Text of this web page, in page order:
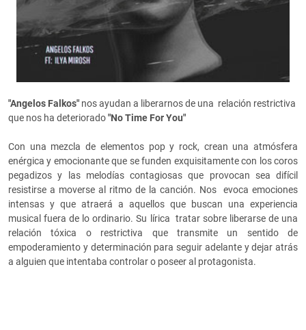
"Angelos Falkos" nos ayudan a liberarnos de una relación restrictiva
que nos ha deteriorado"No Time For You"
Con una mezcla de elementos pop y rock, crean una atmósfera
enérgica y emocionante que se funden exquisitamente con los coros
pegadizos y las melodías contagiosas que provocan sea difícil
resistirse a moverse al ritmo de la canción. Nos evoca emociones
intensas y que atraerá a aquellos que buscan una experiencia
musical fuera de lo ordinario. Su lírica tratar sobre liberarse de una
relación tóxica o restrictiva que transmite un sentido de
empoderamiento y determinación para seguir adelante y dejar atrás
a alguien que intentaba controlar o poseer al protagonista.